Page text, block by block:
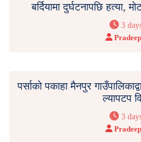
बर्दियामा दुर्घटनापछि
3
पर्साको पकाहा मैनपुर
ल्यापटप
3